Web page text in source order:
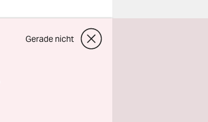
Gerade nicht